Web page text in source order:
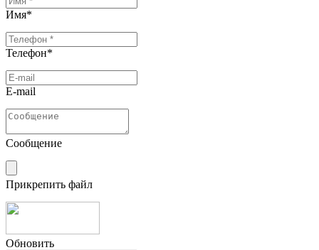
Имя*
Телефон*
E-mail
Сообщение
Прикрепить файл
Обновить